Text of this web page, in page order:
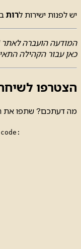
יש לפנות ישירות לרות
כאן עבור הקהילה
הצטרפו
מה דעתכם? שתפו את